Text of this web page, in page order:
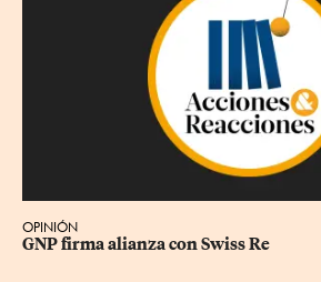
OPINIÓN
GNP firma alianza con Swiss Re